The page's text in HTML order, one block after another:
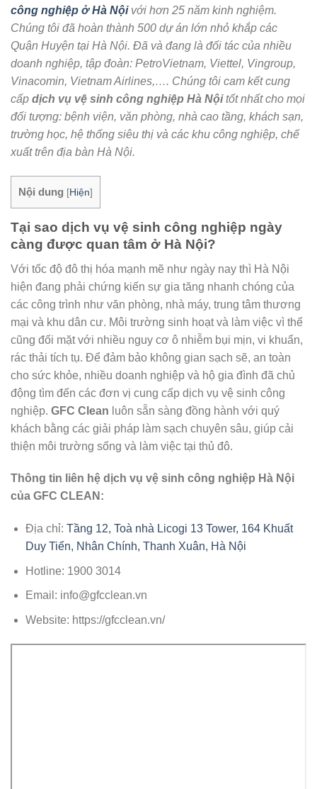
công nghiệp ở Hà Nộivới hơn 25 năm kinh nghiệm.
Chúng tôi đã hoàn thành 500 dự án lớn nhỏ khắp các
Quận Huyện tại Hà Nội. Đã và đang là đối tác của nhiều
doanh nghiệp, tập đoàn: PetroVietnam, Viettel, Vingroup,
Vinacomin, Vietnam Airlines,…. Chúng tôi cam kết cung
cấp dịch vụ vệ sinh công nghiệp Hà Nộitốt nhất cho mọi
đối tượng: bệnh viện, văn phòng, nhà cao tầng, khách sạn,
trường học, hệ thống siêu thị và các khu công nghiệp, chế
xuất trên địa bàn Hà Nội.
Nội dung [Hiện]
Tại sao dịch vụ vệ sinh công nghiệp ngày
càng được quan tâm ở Hà Nội?
Với tốc độ đô thị hóa mạnh mẽ như ngày nay thì Hà Nội
hiện đang phải chứng kiến sự gia tăng nhanh chóng của
các công trình như văn phòng, nhà máy, trung tâm thương
mại và khu dân cư. Môi trường sinh hoạt và làm việc vì thế
cũng đối mặt với nhiều nguy cơ ô nhiễm bụi mịn, vi khuẩn,
rác thải tích tụ. Để đảm bảo không gian sạch sẽ, an toàn
cho sức khỏe, nhiều doanh nghiệp và hộ gia đình đã chủ
động tìm đến các đơn vị cung cấp dịch vụ vệ sinh công
nghiệp. GFC Clean luôn sẵn sàng đồng hành với quý
khách bằng các giải pháp làm sạch chuyên sâu, giúp cải
thiện môi trường sống và làm việc tại thủ đô.
Thông tin liên hệ dịch vụ vệ sinh công nghiệp Hà Nội
của GFC CLEAN:
Địa chỉ: Tầng 12, Toà nhà Licogi 13 Tower, 164 Khuất
Duy Tiến, Nhân Chính, Thanh Xuân, Hà Nội
Hotline: 1900 3014
Email: info@gfcclean.vn
Website: https://gfcclean.vn/